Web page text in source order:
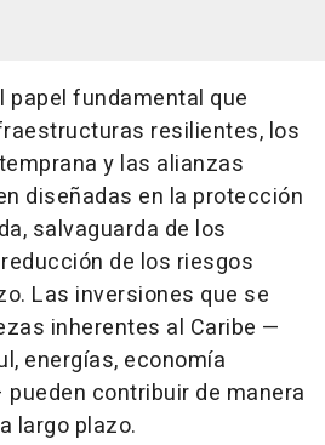
papel fundamental que
resilientes, los
y las alianzas
diseñadas en la protección
salvaguarda de los
de los riesgos
Las inversiones que se
inherentes al Caribe —
energías, economía
contribuir de manera
largo plazo.